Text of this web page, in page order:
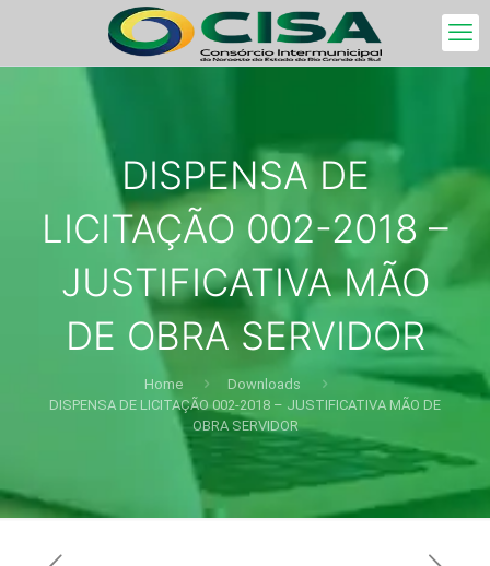
DISPENSA DE
LICITAÇÃO 002-2018 –
JUSTIFICATIVA MÃO
DE OBRA SERVIDOR
Home
Downloads
DISPENSA DE LICITAÇÃO 002-2018 – JUSTIFICATIVA MÃO DE
OBRA SERVIDOR